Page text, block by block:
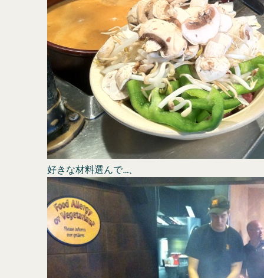
好きな材料選んで…、